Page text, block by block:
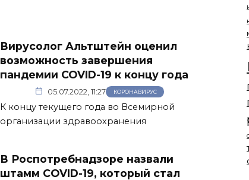
Вирусолог Альтштейн оценил
возможность завершения
пандемии COVID-19 к концу года
05.07.2022, 11:27 КОРОНАВИРУС
К концу текущего года во Всемирной
организации здравоохранения
В Роспотребнадзоре назвали
штамм СOVID-19, который стал